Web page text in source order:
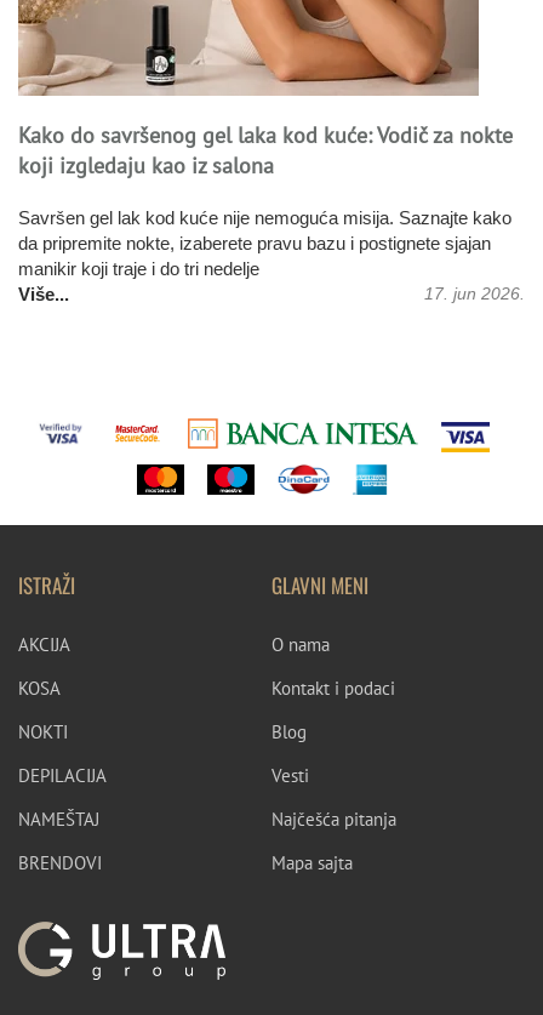
Više...
Više...
Kako do savršenog gel laka kod kuće: Vodič za nokte
koji izgledaju kao iz salona
Savršen gel lak kod kuće nije nemoguća misija. Saznajte kako
da pripremite nokte, izaberete pravu bazu i postignete sjajan
manikir koji traje i do tri nedelje
Više...
17. jun 2026.
Više...
ISTRAŽI
AKCIJA
KOSA
NOKTI
DEPILACIJA
NAMEŠTAJ
BRENDOVI
GLAVNI MENI
O nama
Kontakt i podaci
Blog
Vesti
Najčešća pitanja
Mapa sajta